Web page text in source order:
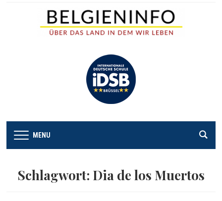
MENU
Schlagwort: Dia de los Muertos